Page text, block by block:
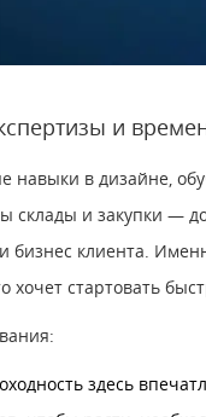
и
навыки в дизайне,
склады и закупки —
клиента.
хочет стартовать
здесь